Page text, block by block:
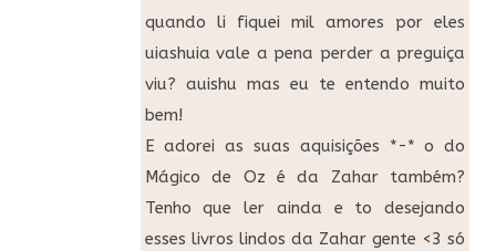
quando li fiquei mil amores por eles
uiashuia vale a pena perder a preguiça
viu? auishu mas eu te entendo muito
bem!
E adorei as suas aquisições *-* o do
Mágico de Oz é da Zahar também?
Tenho que ler ainda e to desejando
esses livros lindos da Zahar gente <3 só